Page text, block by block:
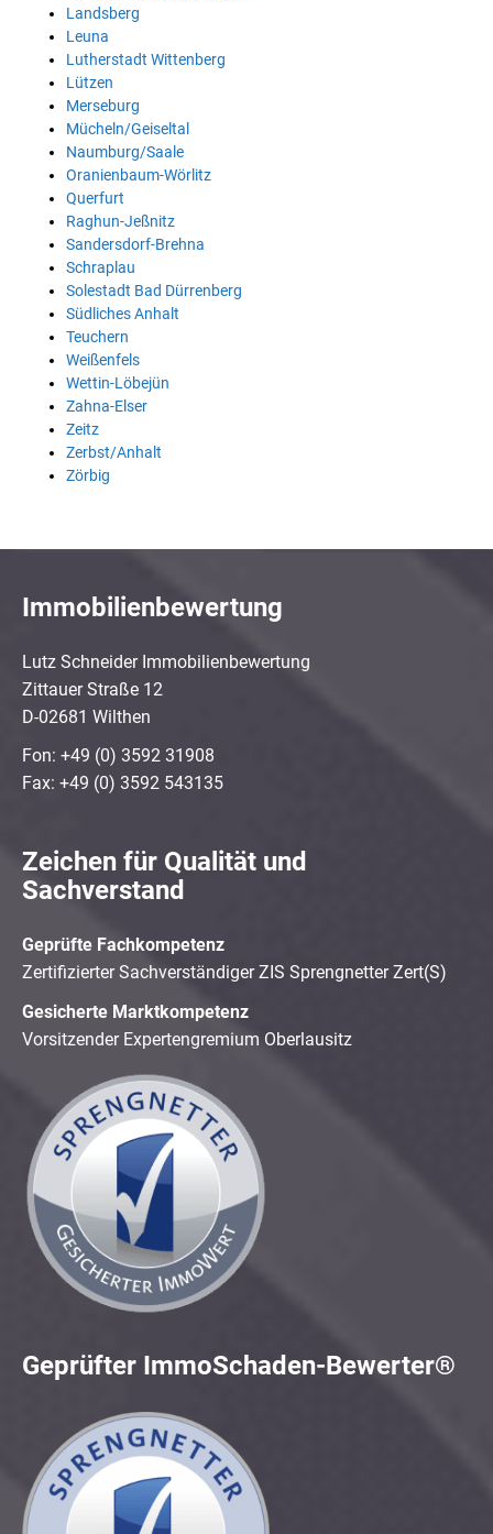
Landsberg
Leuna
Lutherstadt Wittenberg
Lützen
Merseburg
Mücheln/Geiseltal
Naumburg/Saale
Oranienbaum-Wörlitz
Querfurt
Raghun-Jeßnitz
Sandersdorf-Brehna
Schraplau
Solestadt Bad Dürrenberg
Südliches Anhalt
Teuchern
Weißenfels
Wettin-Löbejün
Zahna-Elser
Zeitz
Zerbst/Anhalt
Zörbig
Immobilienbewertung
Lutz Schneider Immobilienbewertung
Zittauer Straße 12
D-02681 Wilthen
Fon: +49 (0) 3592 31908
Fax: +49 (0) 3592 543135
Zeichen für Qualität und
Sachverstand
Geprüfte Fachkompetenz
Zertifizierter Sachverständiger ZIS Sprengnetter Zert(S)
Gesicherte Marktkompetenz
Vorsitzender Expertengremium Oberlausitz
Geprüfter ImmoSchaden-Bewerter®